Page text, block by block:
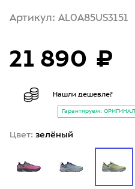
Артикул: AL0A85US3151
21 890 ₽
Нашли дешевле?
Гарантируем: ОРИГИНАЛ
Цвет: зелёный